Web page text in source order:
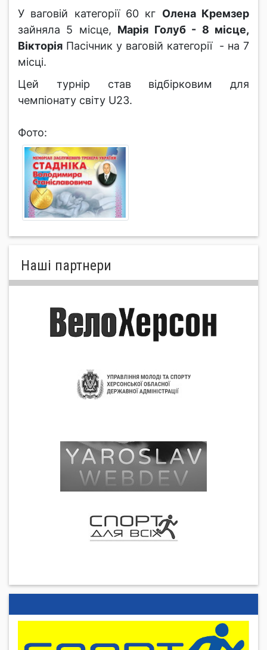
У ваговій категорії 60 кг Олена Кремзер
зайняла 5 місце, Марія Голуб - 8 місце,
Вікторія Пасічник у ваговій категорії - на 7
місці.
Цей турнір став відбірковим для
чемпіонату світу U23.
Фото:
Нашi партнери